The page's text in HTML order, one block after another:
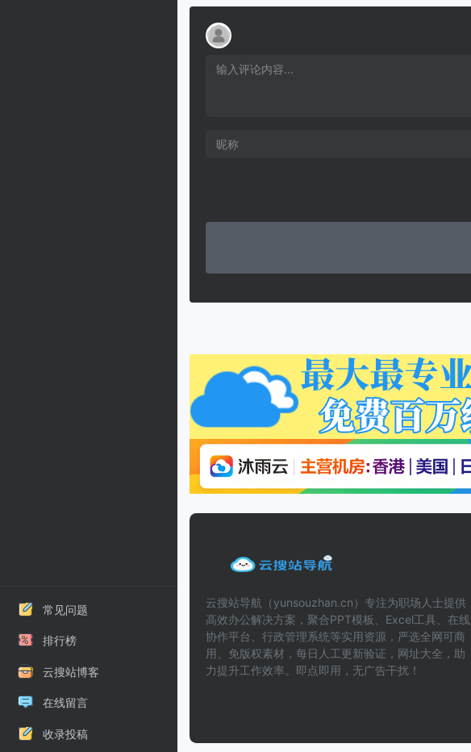
常见问题
排行榜
云搜站博客
在线留言
收录投稿
云搜站导航（yunsouzhan.cn）专注为职场人士提供
高效办公解决方案，聚合PPT模板、Excel工具、在线
协作平台、行政管理系统等实用资源，严选全网可商
用、免版权素材，每日人工更新验证，网址大全，助
力提升工作效率。即点即用，无广告干扰！